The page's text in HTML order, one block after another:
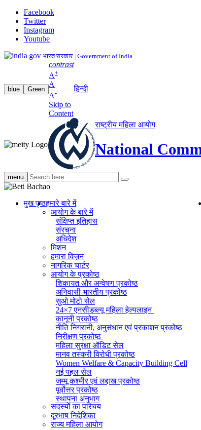
Facebook
Twitter
Instagram
Youtube
भारत सरकार | Government of India
blue Green
contrast
A+
A
A-
Skip to
Content
हिन्दी
राष्ट्रीय महिला आयोग
National
menu Search
search
मुख पृष्ठहमारे बारे में
आयोग के बारे में
संक्षिप्‍त इतिहास
संरचना
अधिदेश
मिशन
हमारा विज़न
नागरिक चार्टर
आयोग के प्रकोष्ठ
शिकायत और अन्वेषण प्रकोष्ठ
अनिवासी भारतीय प्रकोष्ठ
सुओ मोटो सेल
24×7 एनसीडब्ल्यू महिला हेल्पलाइन
कानूनी प्रकोष्ठ
नीति निगरानी, ​​अनुसंधान एवं प्रकाशन प्रकोष्ठ
निरीक्षण प्रकोष्ठ
महिला सुरक्षा ऑडिट सेल
मानव तस्करी विरोधी प्रकोष्ठ
Women Welfare & Capacity Building Cell
नई पहल सेल
जम्मू कश्मीर एवं लद्दाख प्रकोष्ठ
पूर्वोत्तर प्रकोष्ठ
स्थापना अनुभाग
व्यवस्थापक अनुभाग (सामान्य)
सूचना का अधिकार प्रकोष्ठ
राजभाषा प्रकोष्ठ
सदस्यों का परिचय
दूरभाष निदेशिका
राज्य महिला आयोग